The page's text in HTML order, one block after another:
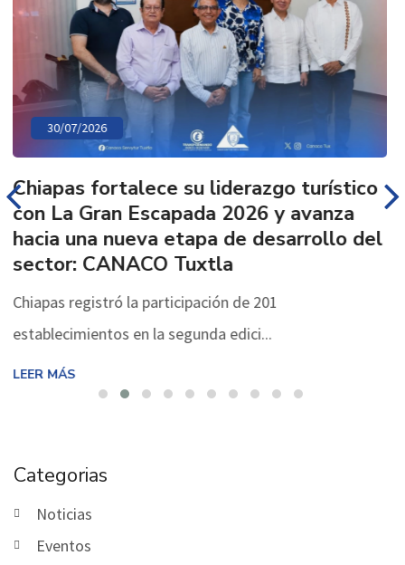
30/07/2026
Chiapas fortalece su liderazgo turístico
con La Gran Escapada 2026 y avanza
hacia una nueva etapa de desarrollo del
sector: CANACO Tuxtla
Chiapas registró la participación de 201
establecimientos en la segunda edici...
LEER MÁS
Categorias
Noticias
Eventos